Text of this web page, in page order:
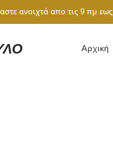
ανοιχτά απο τις 9 πμ
Αρχική